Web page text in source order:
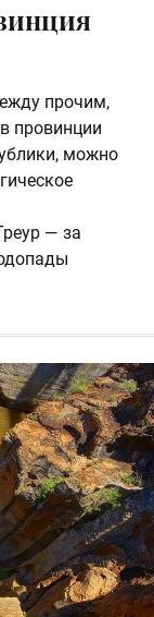
прочим,
провинции
можно
— за